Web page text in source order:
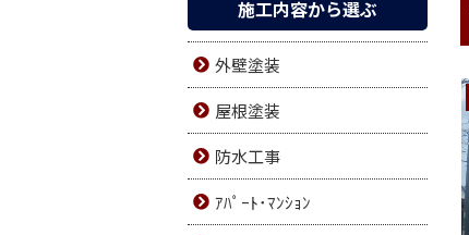
施工内容から選ぶ
外壁塗装
屋根塗装
防水工事
ｱﾊﾟｰﾄ･ﾏﾝｼｮﾝ